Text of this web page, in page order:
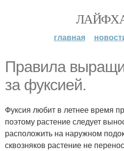
главная
Правила
за фуксией.
Фуксия любит в летнее время
поэтому растение следует
расположить на наружном
сквозняков растение не